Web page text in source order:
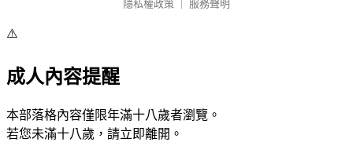
隱私權政策
服務聲明
⚠️
成人內容提醒
本部落格內容僅限年滿十八歲者瀏覽。
若您未滿十八歲，請立即離開。